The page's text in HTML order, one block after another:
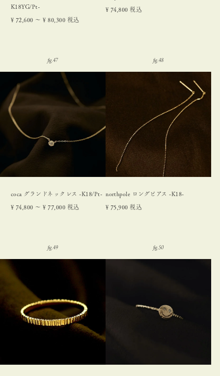
K18YG/Pt-
¥ 72,600 〜 ¥ 80,300 税込
¥ 74,800 税込
coca グランドネックレス -K18/Pt-
¥ 74,800 〜 ¥ 77,000 税込
northpole ロングピアス -K18-
¥ 75,900 税込